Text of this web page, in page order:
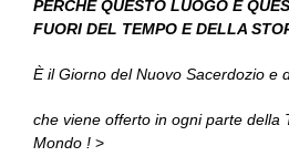
PERCHÉ QUESTO LUOGO E
FUORI DEL TEMPO E DELLA
È il Giorno del Nuovo Sacerdozio e
che viene offerto in ogni parte della
Mondo ! >